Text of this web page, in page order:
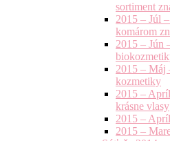
sortiment
2015 – Júl
komárom
2015 – Jún
2015 – Máj
kozmetiky
2015 –
krásne vlasy
2015 –
2015 –